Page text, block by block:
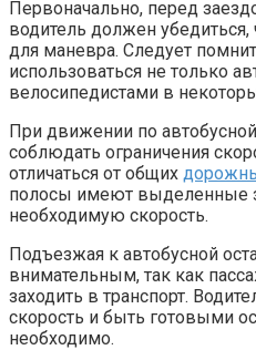
Первоначально, перед
водитель должен убедиться,
для маневра. Следует
использоваться не только
велосипедистами в
При движении по
соблюдать ограничения
отличаться от общих
полосы имеют выделенные
необходимую скорость.
Подъезжая к автобусной
внимательным, так как
заходить в транспорт.
скорость и быть готовыми
необходимо.